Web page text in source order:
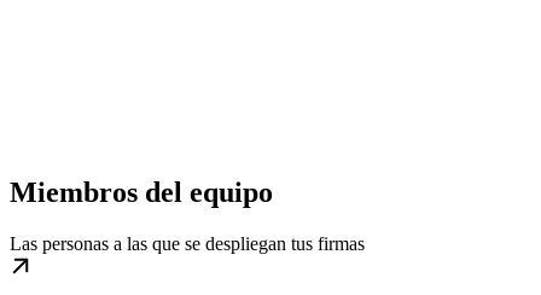
Miembros del equipo
Las personas a las que se despliegan tus firmas